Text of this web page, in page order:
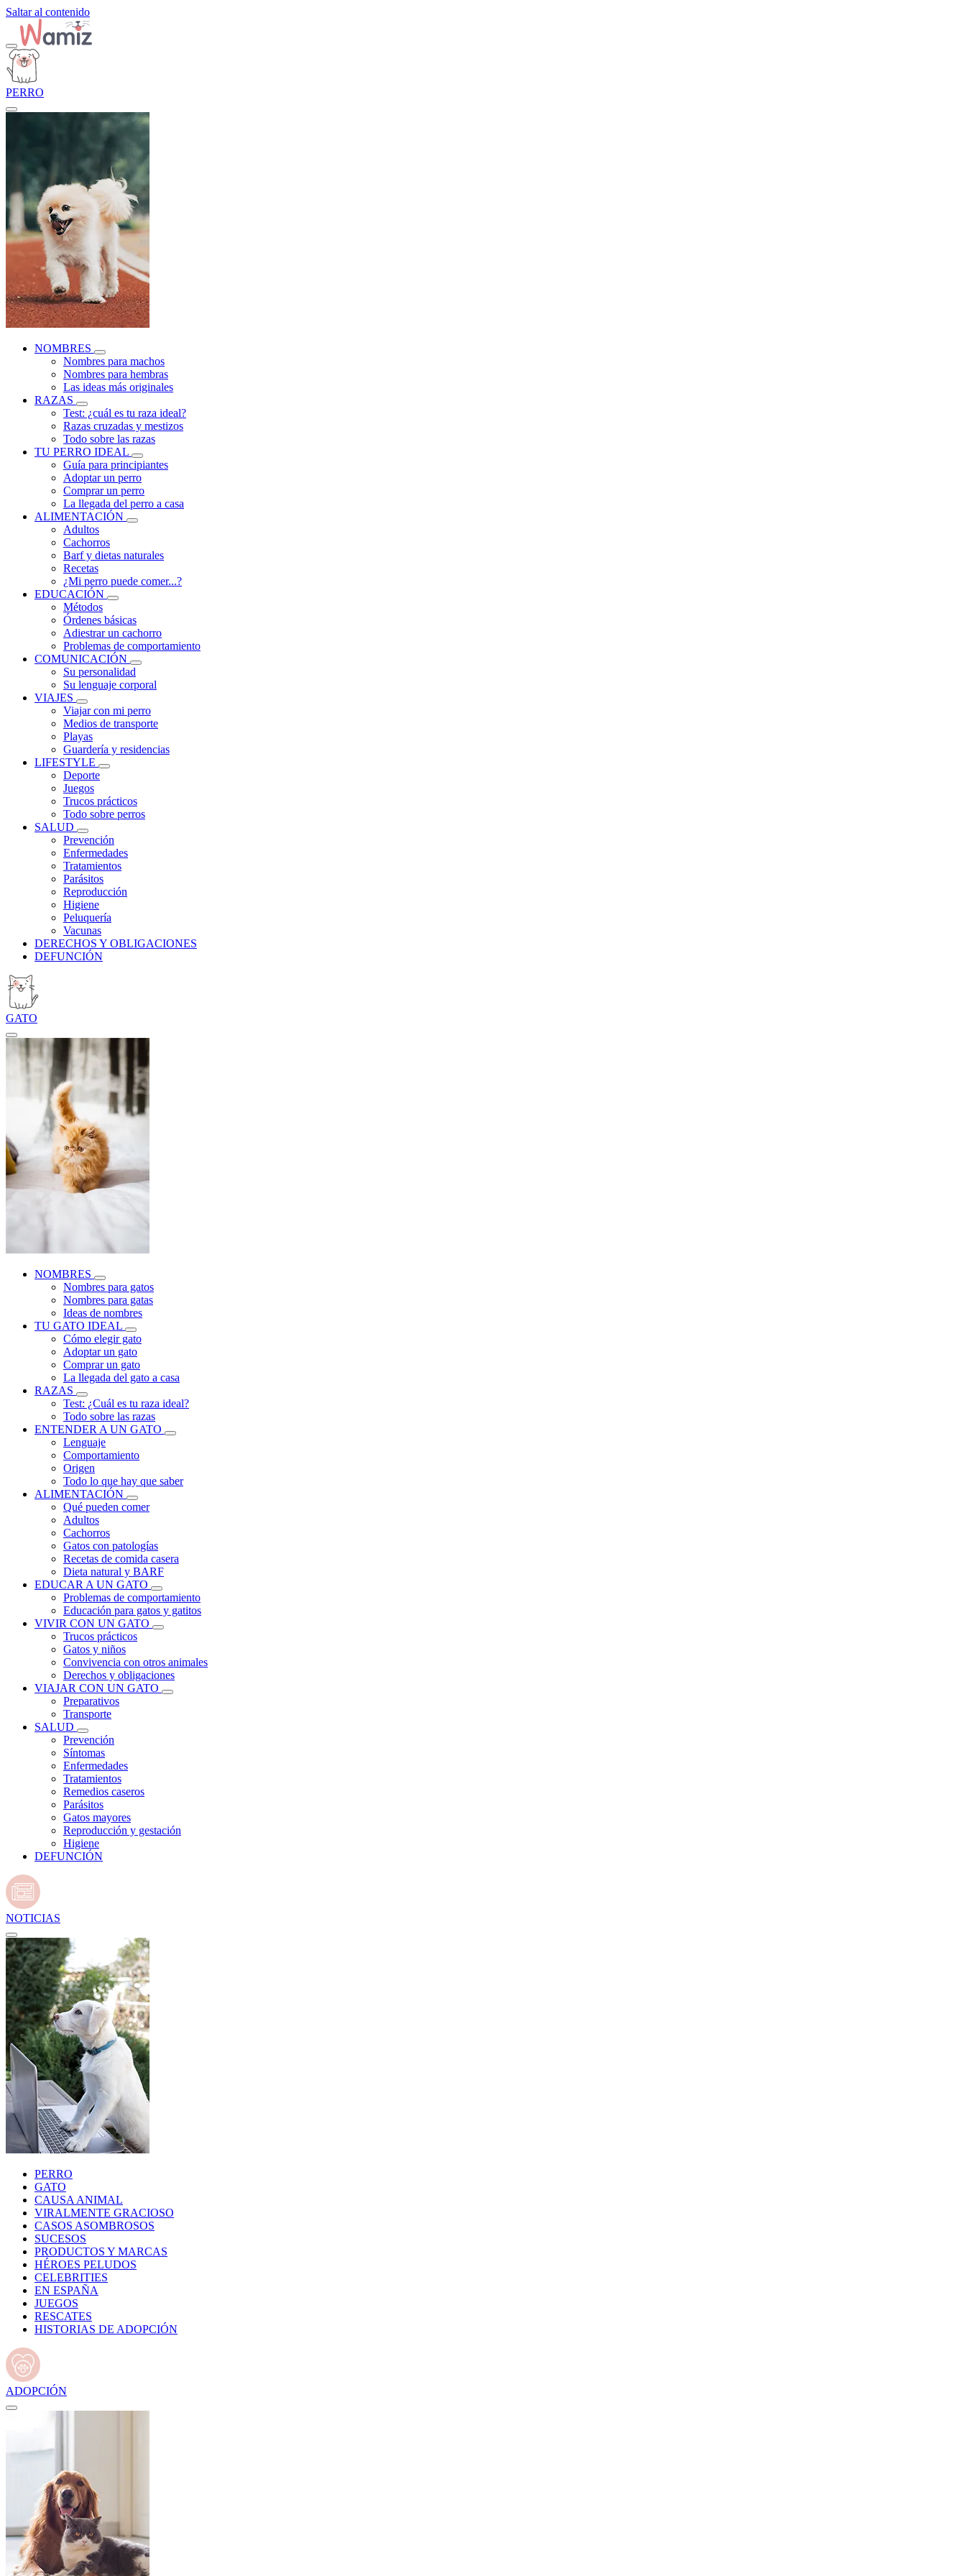
Saltar al contenido
PERRO
NOMBRES
Nombres para machos
Nombres para hembras
Las ideas más originales
RAZAS
Test: ¿cuál es tu raza ideal?
Razas cruzadas y mestizos
Todo sobre las razas
TU PERRO IDEAL
Guía para principiantes
Adoptar un perro
Comprar un perro
La llegada del perro a casa
ALIMENTACIÓN
Adultos
Cachorros
Barf y dietas naturales
Recetas
¿Mi perro puede comer...?
EDUCACIÓN
Métodos
Órdenes básicas
Adiestrar un cachorro
Problemas de comportamiento
COMUNICACIÓN
Su personalidad
Su lenguaje corporal
VIAJES
Viajar con mi perro
Medios de transporte
Playas
Guardería y residencias
LIFESTYLE
Deporte
Juegos
Trucos prácticos
Todo sobre perros
SALUD
Prevención
Enfermedades
Tratamientos
Parásitos
Reproducción
Higiene
Peluquería
Vacunas
DERECHOS Y OBLIGACIONES
DEFUNCIÓN
GATO
NOMBRES
Nombres para gatos
Nombres para gatas
Ideas de nombres
TU GATO IDEAL
Cómo elegir gato
Adoptar un gato
Comprar un gato
La llegada del gato a casa
RAZAS
Test: ¿Cuál es tu raza ideal?
Todo sobre las razas
ENTENDER A UN GATO
Lenguaje
Comportamiento
Origen
Todo lo que hay que saber
ALIMENTACIÓN
Qué pueden comer
Adultos
Cachorros
Gatos con patologías
Recetas de comida casera
Dieta natural y BARF
EDUCAR A UN GATO
Problemas de comportamiento
Educación para gatos y gatitos
VIVIR CON UN GATO
Trucos prácticos
Gatos y niños
Convivencia con otros animales
Derechos y obligaciones
VIAJAR CON UN GATO
Preparativos
Transporte
SALUD
Prevención
Síntomas
Enfermedades
Tratamientos
Remedios caseros
Parásitos
Gatos mayores
Reproducción y gestación
Higiene
DEFUNCIÓN
NOTICIAS
PERRO
GATO
CAUSA ANIMAL
VIRALMENTE GRACIOSO
CASOS ASOMBROSOS
SUCESOS
PRODUCTOS Y MARCAS
HÉROES PELUDOS
CELEBRITIES
EN ESPAÑA
JUEGOS
RESCATES
HISTORIAS DE ADOPCIÓN
ADOPCIÓN